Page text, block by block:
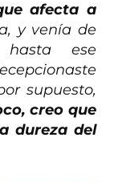
afecta a
y venía de
ese
supuesto,
creo que
dureza del